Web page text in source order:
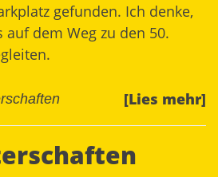
gefunden. Ich denke,
auf dem Weg zu den 50.
[Lies mehr]